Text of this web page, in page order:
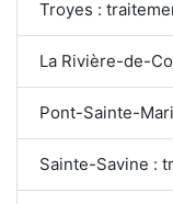
Troyes :
La Rivière-de-
Pont-Sainte-
Sainte-Savine :